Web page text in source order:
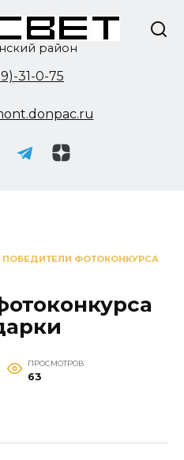
район
31-0-75
ПОБЕДИТЕЛИ ФОТОКОНКУРСА
ПРОСМОТРОВ
63